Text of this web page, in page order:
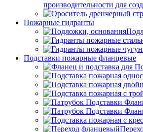
производительности для
Пожарные гидранты
Подставки пожарные фланцевые